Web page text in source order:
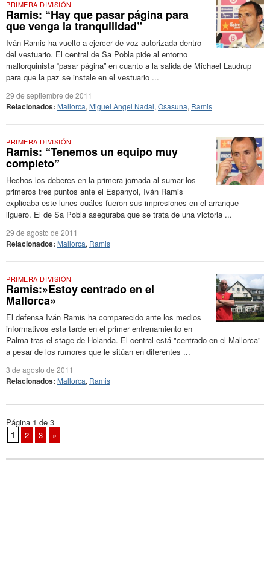
PRIMERA DIVISIÓN
Ramis: “Hay que pasar página para
que venga la tranquilidad”
Iván Ramis ha vuelto a ejercer de voz autorizada dentro
del vestuario. El central de Sa Pobla pide al entorno
mallorquinista “pasar página” en cuanto a la salida de Michael Laudrup
para que la paz se instale en el vestuario ...
29 de septiembre de 2011
Relacionados: Mallorca, Miguel Angel Nadal, Osasuna, Ramis
PRIMERA DIVISIÓN
Ramis: “Tenemos un equipo muy
completo”
Hechos los deberes en la primera jornada al sumar los
primeros tres puntos ante el Espanyol, Iván Ramis
explicaba este lunes cuáles fueron sus impresiones en el arranque
liguero. El de Sa Pobla aseguraba que se trata de una victoria ...
29 de agosto de 2011
Relacionados: Mallorca, Ramis
PRIMERA DIVISIÓN
Ramis:»Estoy centrado en el
Mallorca»
El defensa Iván Ramis ha comparecido ante los medios
informativos esta tarde en el primer entrenamiento en
Palma tras el stage de Holanda. El central está "centrado en el Mallorca"
a pesar de los rumores que le sitúan en diferentes ...
3 de agosto de 2011
Relacionados: Mallorca, Ramis
Página 1 de 3
1
2 3 »